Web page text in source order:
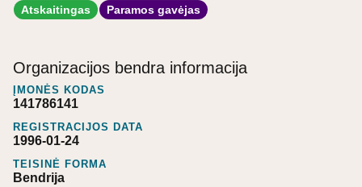
Atskaitingas Paramos gavėjas
Organizacijos bendra informacija
ĮMONĖS KODAS
141786141
REGISTRACIJOS DATA
1996-01-24
TEISINĖ FORMA
Bendrija